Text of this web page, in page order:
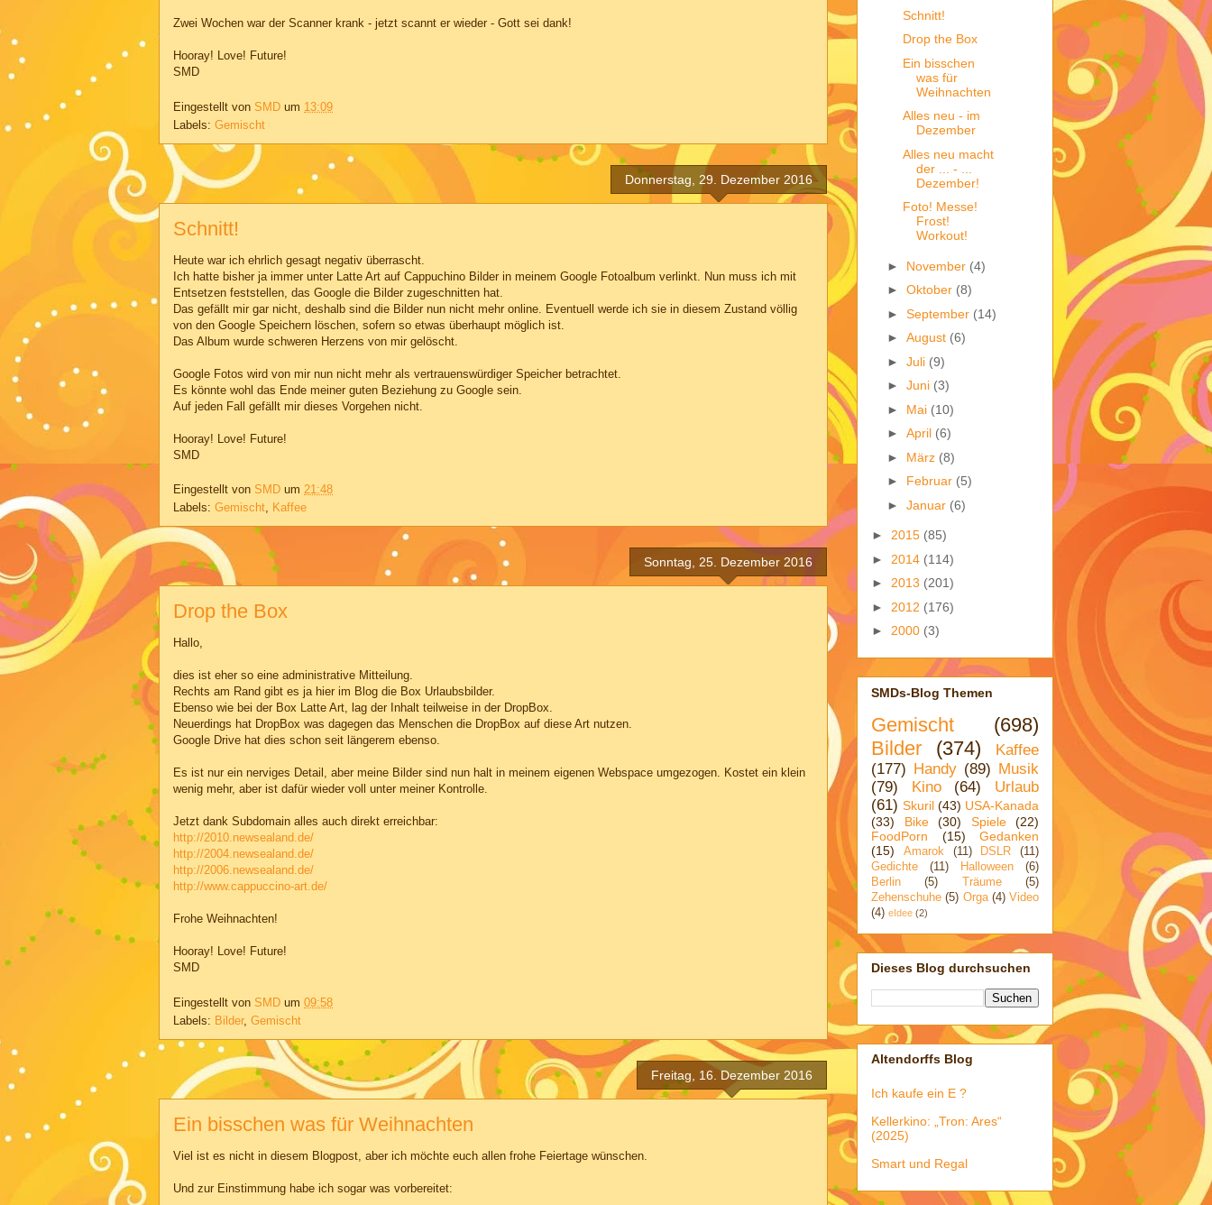
Zwei Wochen war der Scanner krank - jetzt scannt er wieder - Gott sei dank!
Hooray! Love! Future!
SMD
Eingestellt von SMD um 13:09
Labels: Gemischt
Donnerstag, 29. Dezember 2016
Schnitt!
Heute war ich ehrlich gesagt negativ überrascht.
Ich hatte bisher ja immer unter Latte Art auf Cappuchino Bilder in meinem Google Fotoalbum verlinkt. Nun muss ich mit
Entsetzen feststellen, das Google die Bilder zugeschnitten hat.
Das gefällt mir gar nicht, deshalb sind die Bilder nun nicht mehr online. Eventuell werde ich sie in diesem Zustand völlig
von den Google Speichern löschen, sofern so etwas überhaupt möglich ist.
Das Album wurde schweren Herzens von mir gelöscht.
Google Fotos wird von mir nun nicht mehr als vertrauenswürdiger Speicher betrachtet.
Es könnte wohl das Ende meiner guten Beziehung zu Google sein.
Auf jeden Fall gefällt mir dieses Vorgehen nicht.
Hooray! Love! Future!
SMD
Eingestellt von SMD um 21:48
Labels: Gemischt, Kaffee
Sonntag, 25. Dezember 2016
Drop the Box
Hallo,
dies ist eher so eine administrative Mitteilung.
Rechts am Rand gibt es ja hier im Blog die Box Urlaubsbilder.
Ebenso wie bei der Box Latte Art, lag der Inhalt teilweise in der DropBox.
Neuerdings hat DropBox was dagegen das Menschen die DropBox auf diese Art nutzen.
Google Drive hat dies schon seit längerem ebenso.
Es ist nur ein nerviges Detail, aber meine Bilder sind nun halt in meinem eigenen Webspace umgezogen. Kostet ein klein
wenig mehr, aber ist dafür wieder voll unter meiner Kontrolle.
Jetzt dank Subdomain alles auch direkt erreichbar:
http://2010.newsealand.de/
http://2004.newsealand.de/
http://2006.newsealand.de/
http://www.cappuccino-art.de/
Frohe Weihnachten!
Hooray! Love! Future!
SMD
Eingestellt von SMD um 09:58
Labels: Bilder, Gemischt
Freitag, 16. Dezember 2016
Ein bisschen was für Weihnachten
Viel ist es nicht in diesem Blogpost, aber ich möchte euch allen frohe Feiertage wünschen.
Und zur Einstimmung habe ich sogar was vorbereitet:
Schnitt!
Drop the Box
Ein bisschen
was für
Weihnachten
Alles neu - im
Dezember
Alles neu macht
der ... - ...
Dezember!
Foto! Messe!
Frost!
Workout!
► November (4)
► Oktober (8)
► September (14)
► August (6)
► Juli (9)
► Juni (3)
► Mai (10)
► April (6)
► März (8)
► Februar (5)
► Januar (6)
► 2015 (85)
► 2014 (114)
► 2013 (201)
► 2012 (176)
► 2000 (3)
SMDs-Blog Themen
Gemischt
(698)
Bilder
(374)
Kaffee
(177) Handy (89) Musik
(79)
Kino (64)
Urlaub
(61) Skuril (43) USA-Kanada
(33)
Bike (30) Spiele
(22)
FoodPorn
(15)
Gedanken
(15)
Amarok (11) DSLR
(11)
Gedichte
(11) Halloween
(6)
Berlin
(5) Träume
(5)
Zehenschuhe (5) Orga (4) Video
(4) eIdee (2)
Dieses Blog durchsuchen
Altendorffs Blog
Ich kaufe ein E ?
Kellerkino: „Tron: Ares“
(2025)
Smart und Regal